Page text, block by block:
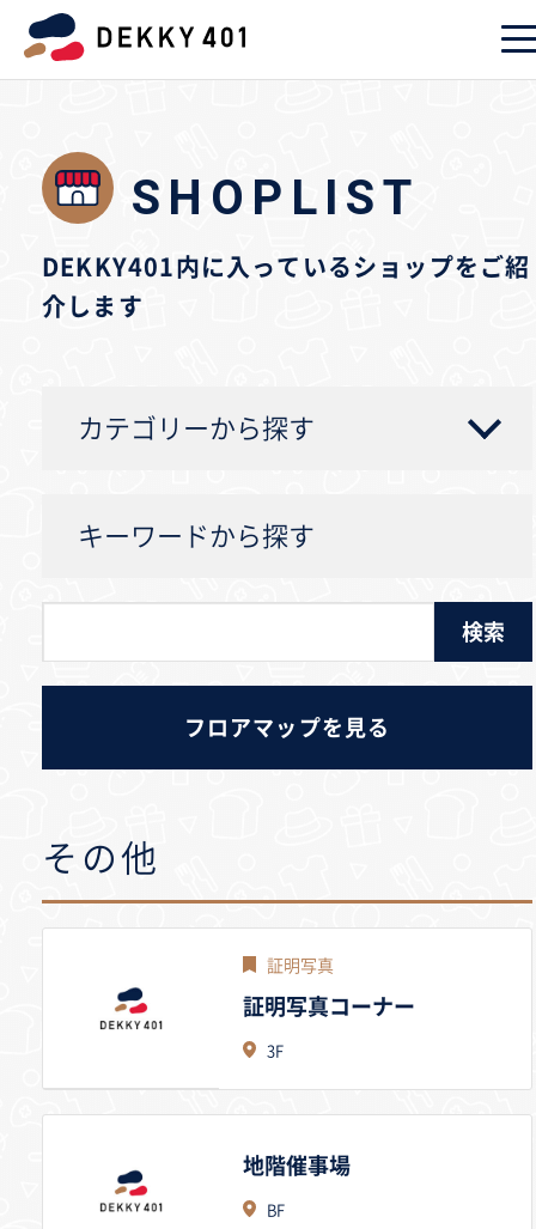
SHOPLIST
DEKKY401内に入っているショップをご紹
介します
カテゴリーから探す
キーワードから探す
フロアマップを見る
その他
証明写真
証明写真コーナー
3F
地階催事場
BF